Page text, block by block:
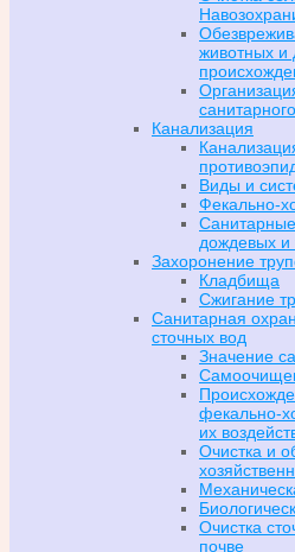
животных и
Канализация
Виды и
Фекально-
дождевых и
Захоронение
Кладбища
Сжигание
Санитарная
сточных вод
Значение
фекально-
их
Очистка и
Очистка
почве